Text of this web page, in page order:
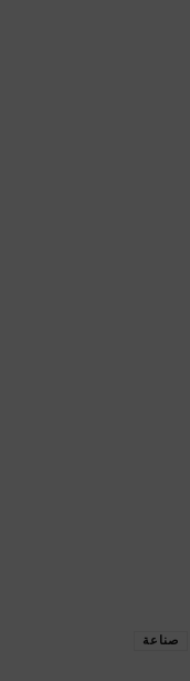
صناعة